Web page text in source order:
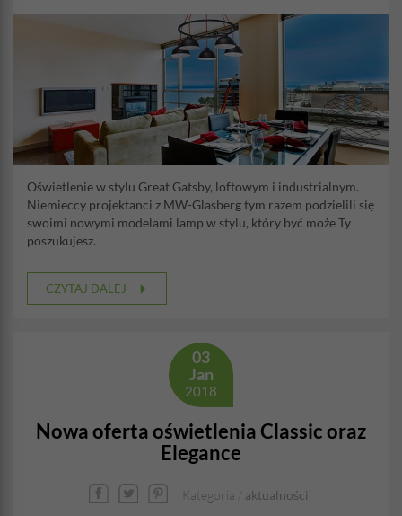
Oświetlenie w stylu Great Gatsby, loftowym i industrialnym.
Niemieccy projektanci z MW-Glasberg tym razem podzielili się
swoimi nowymi modelami lamp w stylu, który być może Ty
poszukujesz.
CZYTAJ DALEJ
03
Jan
2018
Nowa oferta oświetlenia Classic oraz
Elegance
Kategoria / aktualności